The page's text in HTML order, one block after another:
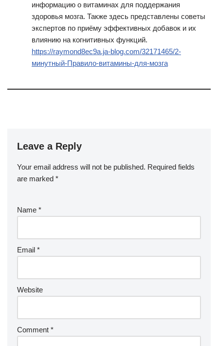
информацию о витаминах для поддержания
здоровья мозга. Также здесь представлены советы
экспертов по приёму эффективных добавок и их
влиянию на когнитивных функций.
https://raymond8ec9a.ja-blog.com/32171465/2-
минутный-Правило-витамины-для-мозга
Leave a Reply
Your email address will not be published. Required fields
are marked *
Name *
Email *
Website
Comment *